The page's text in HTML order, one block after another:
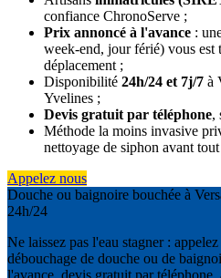
confiance ChronoServe ;
Prix annoncé à l'avance :
week-end, jour férié) vous est
déplacement ;
Disponibilité 24h/24 et 7j/7 à
Yvelines ;
Devis gratuit par téléphone,
Méthode la moins invasive
nettoyage de siphon avant
Appelez nous
Douche ou baignoire bouchée à
24h/24
Ne laissez pas l'eau stagner :
débouchage de douche ou de
l'avance, devis gratuit par